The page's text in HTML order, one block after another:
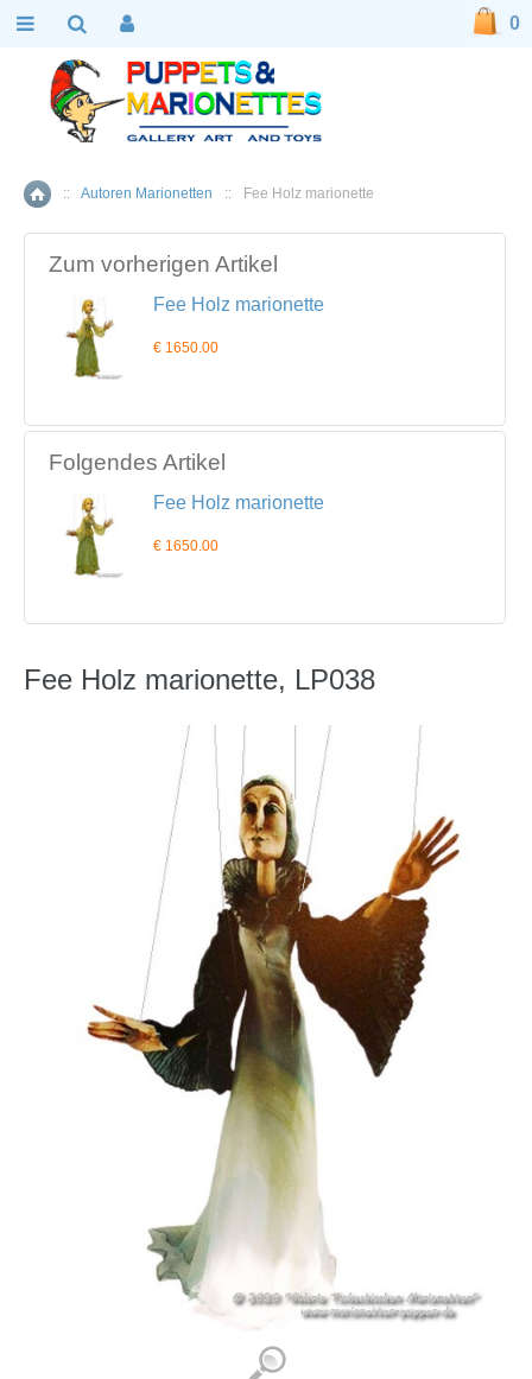
Home
:: Autoren Marionetten :: Fee Holz marionette
Zum vorherigen Artikel
Fee Holz marionette
€ 1650.00
Folgendes Artikel
Fee Holz marionette
€ 1650.00
Fee Holz marionette, LP038
0